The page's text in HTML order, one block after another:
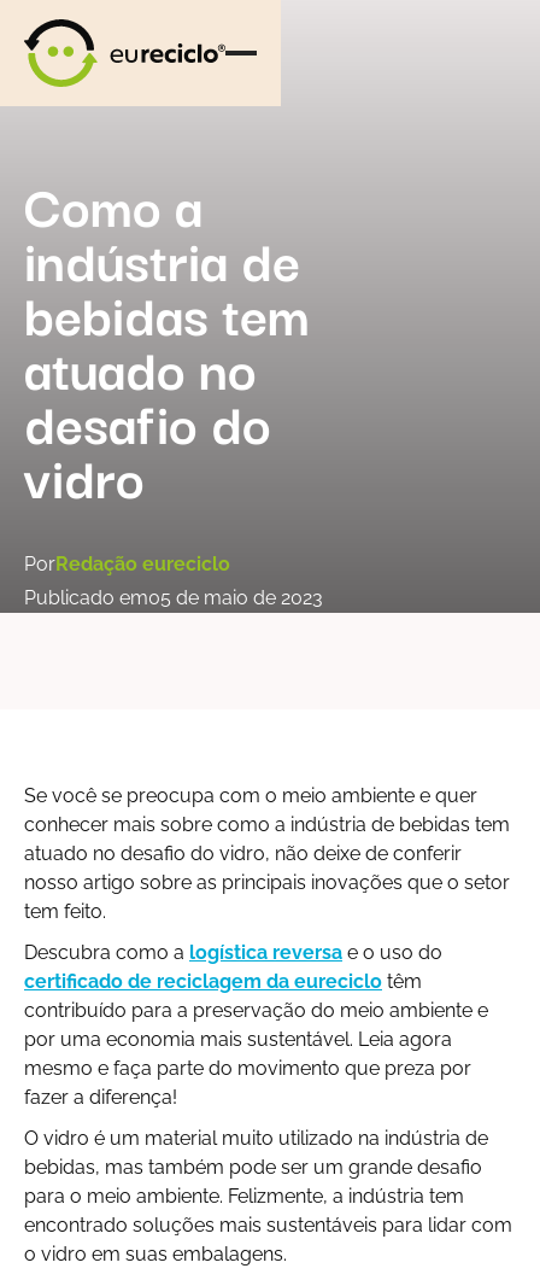
Como a
indústria de
bebidas tem
atuado no
desafio do
vidro
PorRedação eureciclo
Publicado em05 de maio de 2023
Se você se preocupa com o meio ambiente e quer
conhecer mais sobre como a indústria de bebidas tem
atuado no desafio do vidro, não deixe de conferir
nosso artigo sobre as principais inovações que o setor
tem feito.
Descubra como a logística reversa e o uso do
certificado de reciclagem da eureciclo têm
contribuído para a preservação do meio ambiente e
por uma economia mais sustentável. Leia agora
mesmo e faça parte do movimento que preza por
fazer a diferença!
O vidro é um material muito utilizado na indústria de
bebidas, mas também pode ser um grande desafio
para o meio ambiente. Felizmente, a indústria tem
encontrado soluções mais sustentáveis para lidar com
o vidro em suas embalagens.